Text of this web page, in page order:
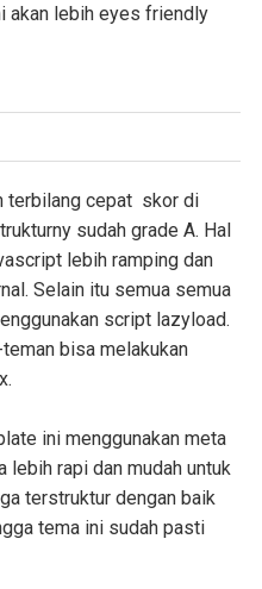
akan lebih eyes friendly
terbilang cepat skor di
sudah grade A. Hal
lebih ramping dan
Selain itu semua semua
script lazyload.
bisa melakukan
ini menggunakan meta
lebih rapi dan mudah untuk
terstruktur dengan baik
tema ini sudah pasti